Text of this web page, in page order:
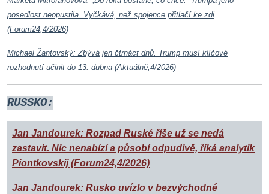
posedlost neopustila. Vyčkává, než spojence přitlačí ke zdi
(Forum24,4/2026)
Michael Žantovský: Zbývá jen čtrnáct dnů. Trump musí klíčové
rozhodnutí učinit do 13. dubna (Aktuálně,4/2026)
RUSSKO:
Jan Jandourek: Rozpad Ruské říše už se nedá
zastavit. Nic nenabízí a působí odpudivě, říká analytik
Piontkovskij (Forum24,4/2026)
Jan Jandourek: Rusko uvízlo v bezvýchodné